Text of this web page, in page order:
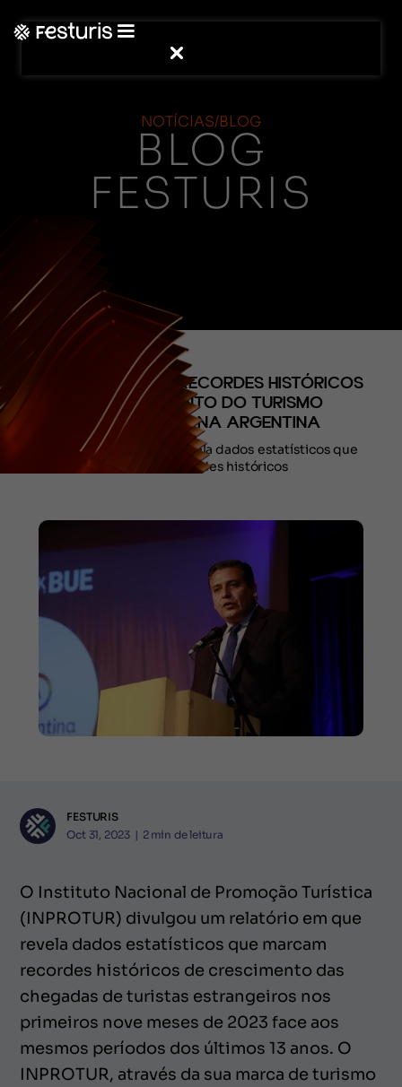
NOTÍCIAS/BLOG
BLOG
FESTURIS
(CONTEÚDO)
2023 JÁ MARCA RECORDES HISTÓRICOS
DE CRESCIMENTO DO TURISMO
ESTRANGEIRO NA ARGENTINA
Um relatório em que revela dados estatísticos que
marcam recordes históricos
FESTURIS
Oct 31, 2023 | 2 min de leitura
O Instituto Nacional de Promoção Turística
(INPROTUR) divulgou um relatório em que
revela dados estatísticos que marcam
recordes históricos de crescimento das
chegadas de turistas estrangeiros nos
primeiros nove meses de 2023 face aos
mesmos períodos dos últimos 13 anos. O
INPROTUR, através da sua marca de turismo